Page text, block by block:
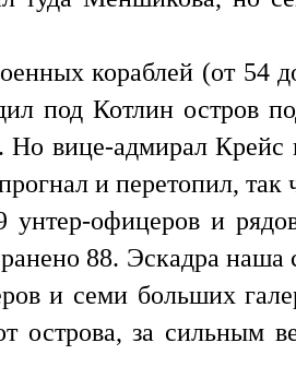
кораблей (от 54
под Котлин остров
вице-адмирал Крейс
и перетопил, так
офицеров и
88. Эскадра наша
и семи больших
за сильным